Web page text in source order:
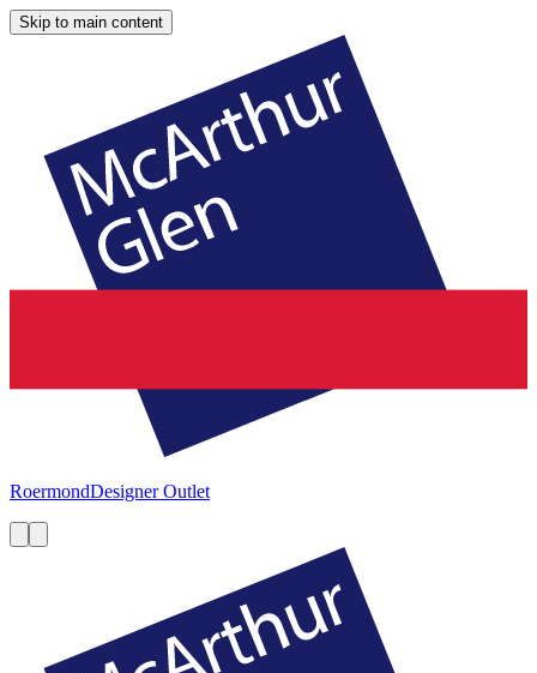
Skip to main content
RoermondDesigner Outlet